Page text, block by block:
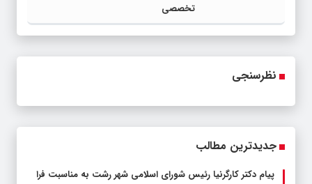
تخصصی
نظرسنجی
جدیدترین مطالب
پیام دکتر کارگرنیا رئیس شورای اسلامی شهر رشت به مناسبت فرا